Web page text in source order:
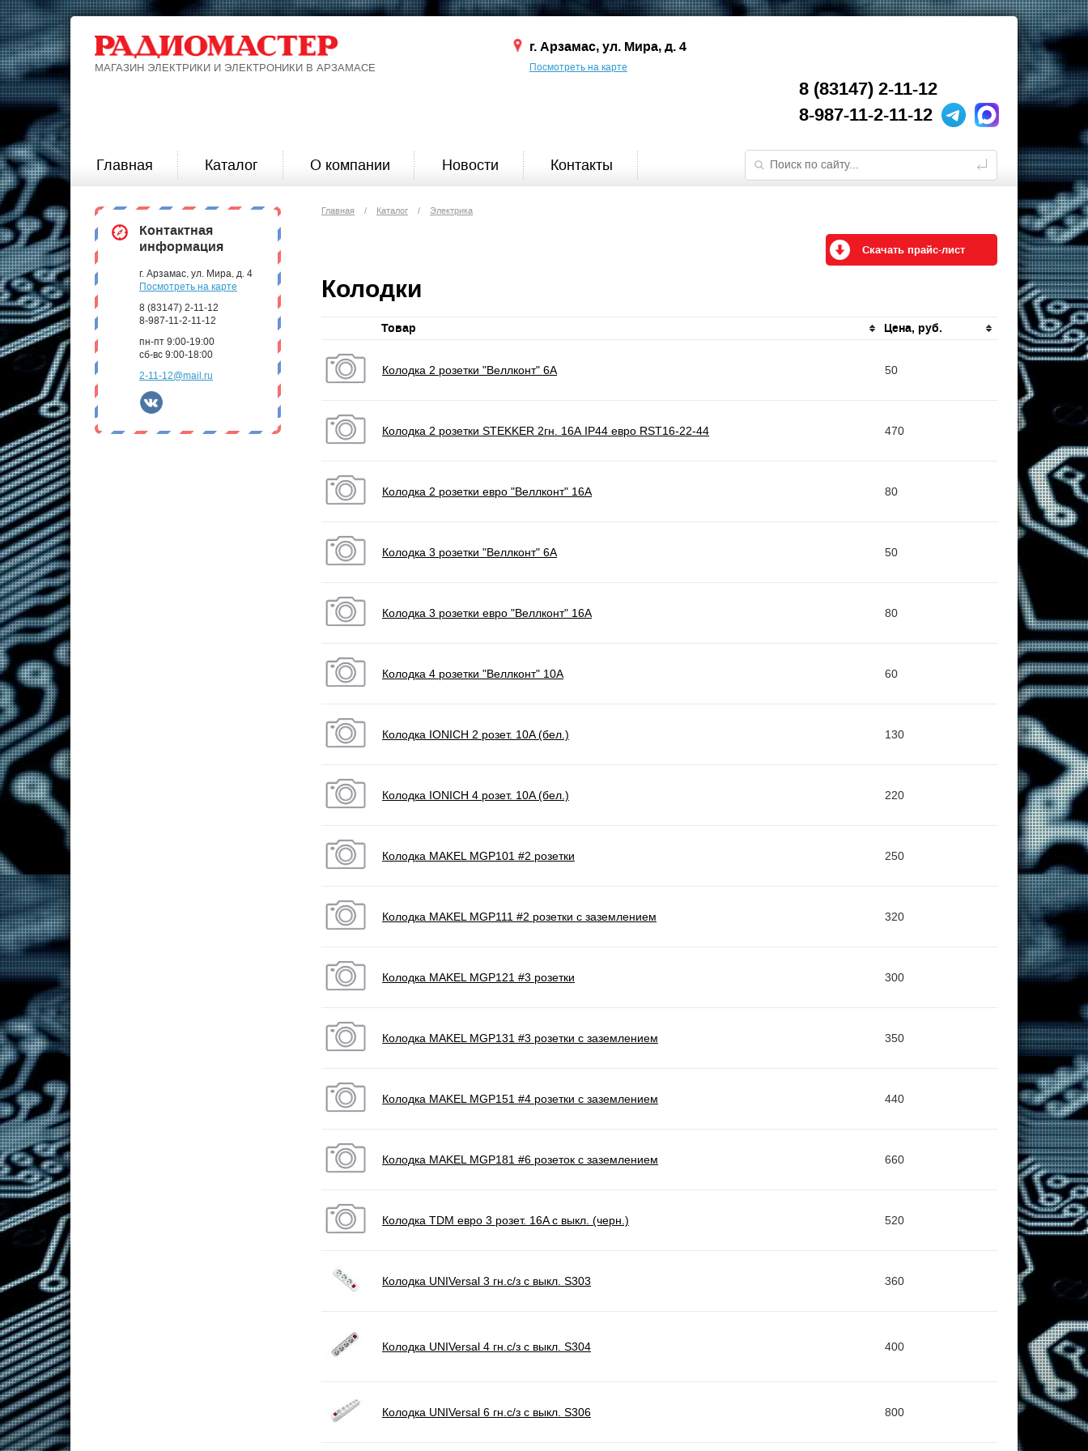
МАГАЗИН ЭЛЕКТРИКИ И ЭЛЕКТРОНИКИ В АРЗАМАСЕ
г. Арзамас, ул. Мира, д. 4
Посмотреть на карте
8 (83147) 2-11-12
8-987-11-2-11-12
Главная Каталог О компании Новости Контакты
Контактная
информация
г. Арзамас, ул. Мира, д. 4
Посмотреть на карте
8 (83147) 2-11-12
8-987-11-2-11-12
пн-пт 9:00-19:00
сб-вс 9:00-18:00
2-11-12@mail.ru
Главная / Каталог / Электрика
Скачать прайс-лист
Колодки
Товар Цена, руб.
Колодка 2 розетки "Веллконт" 6А 50
Колодка 2 розетки STEKKER 2гн. 16А IP44 евро RST16-22-44 470
Колодка 2 розетки евро "Веллконт" 16A 80
Колодка 3 розетки "Веллконт" 6А 50
Колодка 3 розетки евро "Веллконт" 16А 80
Колодка 4 розетки "Веллконт" 10А 60
Колодка IONICH 2 розет. 10A (бел.) 130
Колодка IONICH 4 розет. 10A (бел.) 220
Колодка MAKEL MGP101 #2 розетки 250
Колодка MAKEL MGP111 #2 розетки с заземлением 320
Колодка MAKEL MGP121 #3 розетки 300
Колодка MAKEL MGP131 #3 розетки с заземлением 350
Колодка MAKEL MGP151 #4 розетки с заземлением 440
Колодка MAKEL MGP181 #6 розеток с заземлением 660
Колодка TDM евро 3 розет. 16A с выкл. (черн.) 520
Колодка UNIVersal 3 гн.с/з с выкл. S303 360
Колодка UNIVersal 4 гн.с/з с выкл. S304 400
Колодка UNIVersal 6 гн.с/з с выкл. S306 800